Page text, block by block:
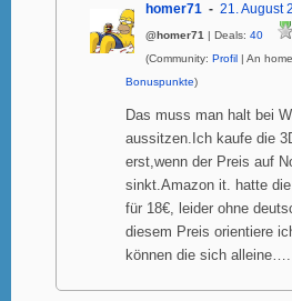
homer71 21. August
@homer71 | Deals: 40
(Community: Profil | An
Bonuspunkte)
Das muss man halt bei
aussitzen.Ich kaufe die
erst,wenn der Preis auf
sinkt.Amazon it. hatte
für 18€, leider ohne
diesem Preis orientiere
können die sich alleine….